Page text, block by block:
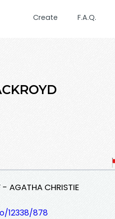
Create F.A.Q.
AGATHA CHRISTIE
12338/878